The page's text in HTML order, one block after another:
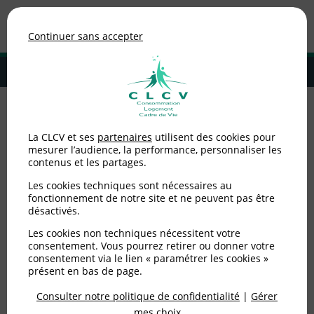
MENU
Adhérer à la CLCV
éclairage
Bien choisir et recycler
son éclairage
Publié le10/11/2017(mis à jour le10/12/2019)
Consommation
Continuer sans accepter
La CLCV et ses partenaires utilisent des cookies pour
mesurer l’audience, la performance, personnaliser les
contenus et les partages.
Les cookies techniques sont nécessaires au
fonctionnement de notre site et ne peuvent pas être
désactivés.
Les cookies non techniques nécessitent votre
consentement. Vous pourrez retirer ou donner votre
consentement via le lien « paramétrer les cookies »
présent en bas de page.
Consulter notre politique de confidentialité | Gérer